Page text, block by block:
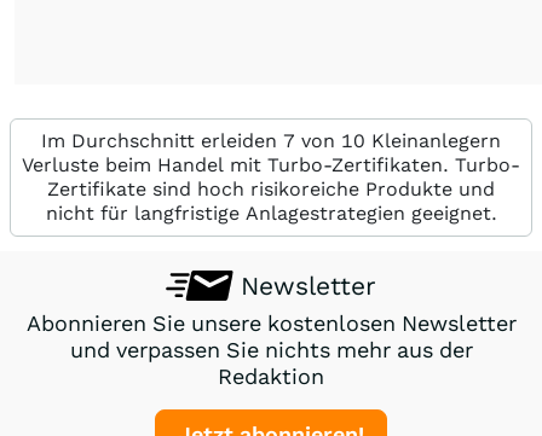
Im Durchschnitt erleiden 7 von 10 Kleinanlegern
Verluste beim Handel mit Turbo-Zertifikaten. Turbo-
Zertifikate sind hoch risikoreiche Produkte und
nicht für langfristige Anlagestrategien geeignet.
Newsletter
Abonnieren Sie unsere kostenlosen Newsletter
und verpassen Sie nichts mehr aus der
Redaktion